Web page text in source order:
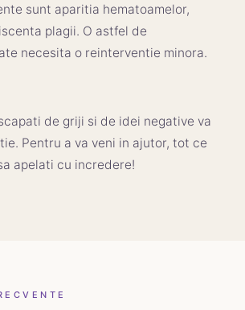
sunt aparitia hematoamelor,
plagii. O astfel de
necesita o reinterventie minora.
de griji si de idei negative va
Pentru a va veni in ajutor, tot ce
apelati cu incredere!